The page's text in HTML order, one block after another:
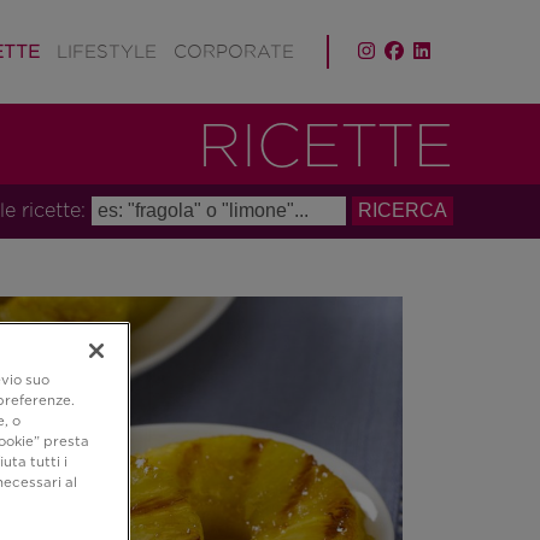
LIFESTYLE CORPORATE
RICETTE
ricette:
suo
o
presta
tutti i
al